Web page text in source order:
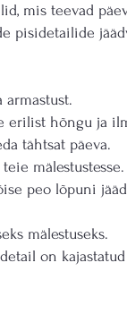
mis teevad
pisidetailide
erilist hõngu ja
tähtsat päeva.
mälestustesse.
peo lõpuni
mälestuseks.
on